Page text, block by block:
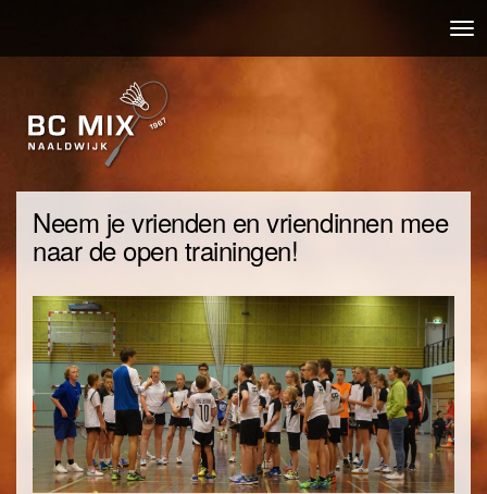
naar
gaan
Neem je vrienden en vriendinnen mee
naar de open trainingen!